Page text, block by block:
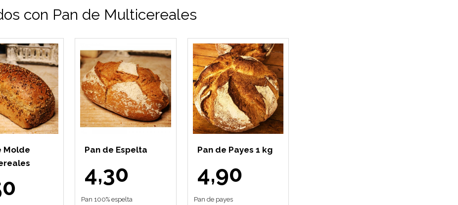
con Pan de Multicereales
Molde
Pan de Espelta
4,30
Pan 100% espelta
Pan de Payes 1 kg
4,90
Pan de payes